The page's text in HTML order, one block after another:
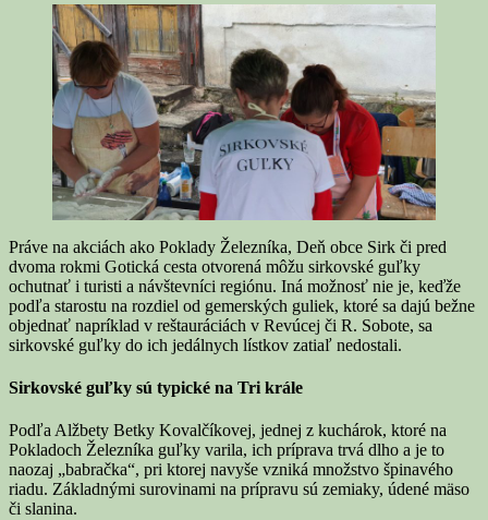
Práve na akciách ako Poklady Železníka, Deň obce Sirk či pred
dvoma rokmi Gotická cesta otvorená môžu sirkovské guľky
ochutnať i turisti a návštevníci regiónu. Iná možnosť nie je, keďže
podľa starostu na rozdiel od gemerských guliek, ktoré sa dajú bežne
objednať napríklad v reštauráciách v Revúcej či R. Sobote, sa
sirkovské guľky do ich jedálnych lístkov zatiaľ nedostali.
Sirkovské guľky sú typické na Tri krále
Podľa Alžbety Betky Kovalčíkovej, jednej z kuchárok, ktoré na
Pokladoch Železníka guľky varila, ich príprava trvá dlho a je to
naozaj „babračka“, pri ktorej navyše vzniká množstvo špinavého
riadu. Základnými surovinami na prípravu sú zemiaky, údené mäso
či slanina.